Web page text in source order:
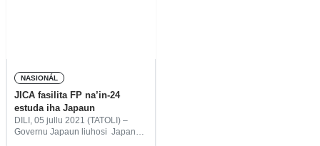
NASIONÁL
JICA fasilita FP na’in-24
estuda iha Japaun
DILI, 05 jullu 2021 (TATOLI) –
Governu Japaun liuhosi Japan